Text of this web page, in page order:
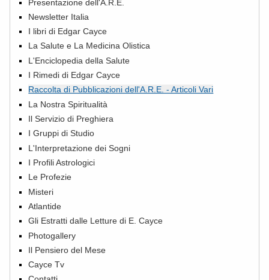
Presentazione dell'A.R.E.
Newsletter Italia
I libri di Edgar Cayce
La Salute e La Medicina Olistica
L'Enciclopedia della Salute
I Rimedi di Edgar Cayce
Raccolta di Pubblicazioni dell'A.R.E. - Articoli Vari
La Nostra Spiritualità
Il Servizio di Preghiera
I Gruppi di Studio
L'Interpretazione dei Sogni
I Profili Astrologici
Le Profezie
Misteri
Atlantide
Gli Estratti dalle Letture di E. Cayce
Photogallery
Il Pensiero del Mese
Cayce Tv